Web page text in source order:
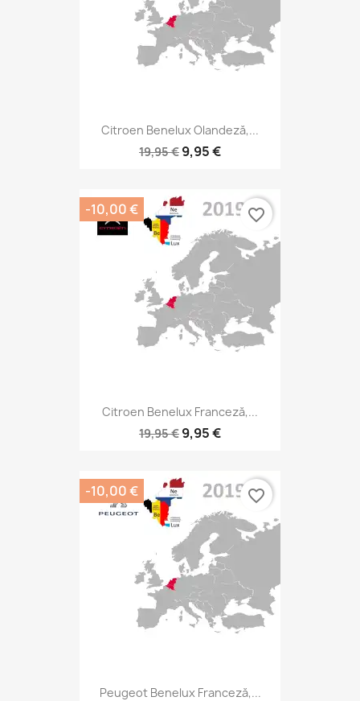
Citroen Benelux Olandeză,...
19,95 € 9,95 €
Citroen Benelux Franceză,...
19,95 € 9,95 €
-10,00 € favorite_border
Peugeot Benelux Franceză,...
-10,00 € favorite_border